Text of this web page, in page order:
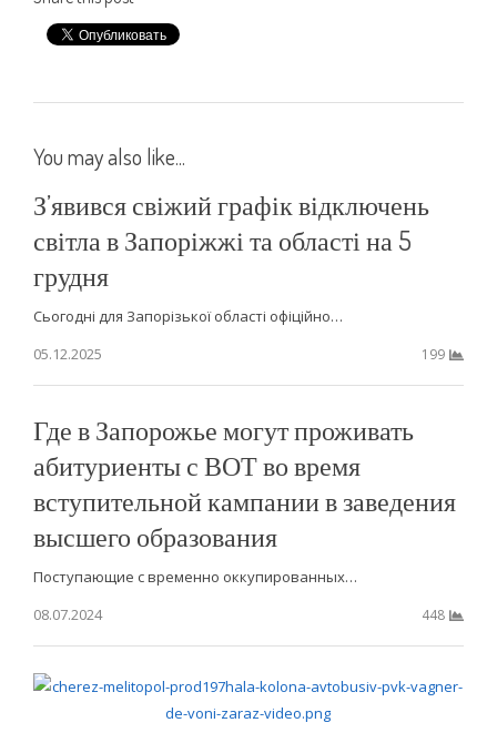
You may also like...
З’явився свіжий графік відключень
світла в Запоріжжі та області на 5
грудня
Сьогодні для Запорізької області офіційно…
05.12.2025
199
Где в Запорожье могут проживать
абитуриенты с ВОТ во время
вступительной кампании в заведения
высшего образования
Поступающие с временно оккупированных…
08.07.2024
448